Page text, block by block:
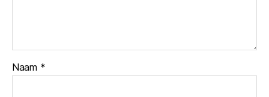
Naam *